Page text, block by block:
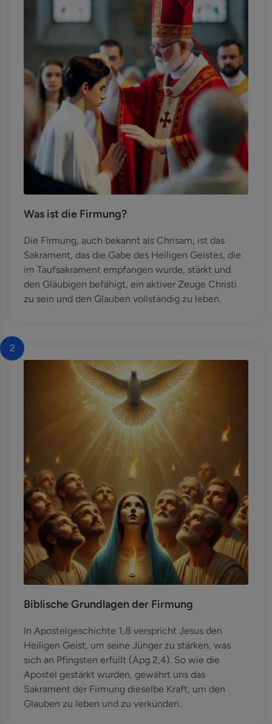
Was ist die Firmung?
Die Firmung, auch bekannt als Chrisam, ist das
Sakrament, das die Gabe des Heiligen Geistes, die
im Taufsakrament empfangen wurde, stärkt und
den Gläubigen befähigt, ein aktiver Zeuge Christi
zu sein und den Glauben vollständig zu leben.
Biblische Grundlagen der Firmung
In Apostelgeschichte 1,8 verspricht Jesus den
Heiligen Geist, um seine Jünger zu stärken, was
sich an Pfingsten erfüllt (Apg 2,4). So wie die
Apostel gestärkt wurden, gewährt uns das
Sakrament der Firmung dieselbe Kraft, um den
Glauben zu leben und zu verkünden.
2